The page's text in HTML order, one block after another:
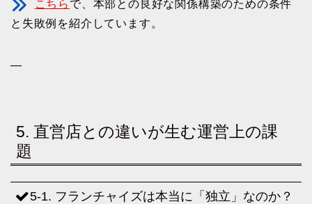
こちら で、本部との良好な関係構築のための条件
と失敗例を紹介しています。
—
5. 直営店との違いが生む運営上の課
題
5-1. フランチャイズは本当に「独立」なのか？